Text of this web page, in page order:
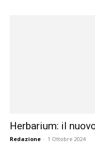
Herbarium: il
Redazione - 1 Ottobre 2024